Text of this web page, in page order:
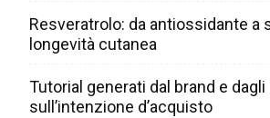
Resveratrolo: da antiossidante a
longevità cutanea
Tutorial generati dal brand e
sull’intenzione d’acquisto